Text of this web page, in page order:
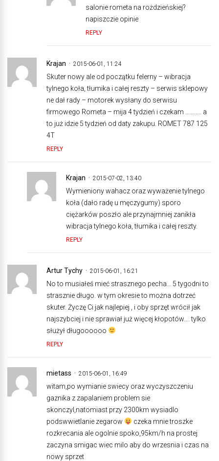
salonie rometa na rożdzieńskiej?
napiszczie opinie
REPLY
Krajan 2015-06-01, 11:24
Skuter nowy ale od początku felerny – wibracja
tylnego koła, tłumika i całej reszty – serwis sklepowy
ne dał rady – motorek wysłany do serwisu
firmowego Rometa – mija 4 tydzień i czekam ……….. a
to już idzie 5 tydzień od daty zakupu. ROMET 787 125
4T
REPLY
Krajan 2015-07-02, 13:40
Wymieniony wahacz oraz wyważenie tylnego
koła (dało radę u męczygumy) sporo
ciężarków poszło ale przynajmniej zanikła
wibracja tylnego koła, tłumika i całej reszty.
REPLY
Artur Tychy 2015-06-01, 16:21
No to musiałeś mieć strasznego pecha… 5 tygodni to
strasznie długo. w tym okresie to można dotrzeć
skuter. Życzę Ci jak najlepiej , i oby sprzęt wrócił jak
najszybciej i nie sprawiał już więcej kłopotów…. tylko
służył długoooooo
REPLY
mietass 2015-06-01, 16:49
witam,po wymianie swiecy oraz wyczyszczeniu
gaznika z zapalaniem problem sie
skonczyl,natomiast przy 2300km wysiadlo
podswwietlanie zegarow
czeka mnie troszke
rozkrecania ale ogolnie spoko,95km/h na prostej
zaczyna smigac wiec milo aby do wrzesnia i czas na
nowy sprzet